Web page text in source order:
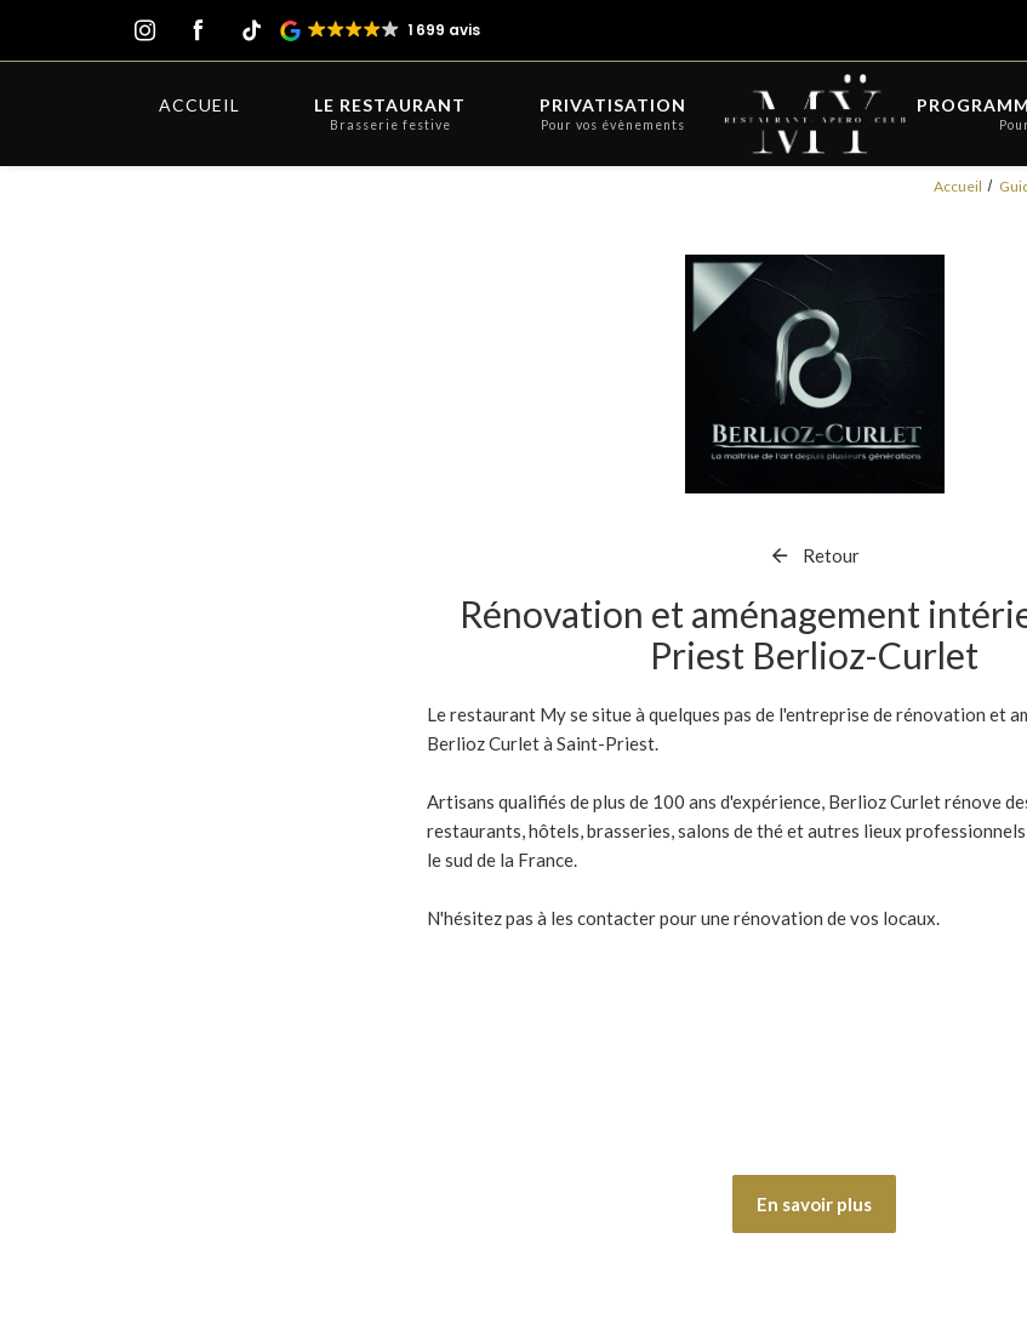
1 699 avis
ACCUEIL LE RESTAURANT
Brasserie festive
PRIVATISATION
Pour vos évènements
Accueil
Retour
Rénovation et aménagement
Priest Berlioz-Curlet
Le restaurant My se situe à quelques pas de l'entreprise de rénovation et
Berlioz Curlet à Saint-Priest.
Artisans qualifiés de plus de 100 ans d'expérience, Berlioz Curlet rénove
restaurants, hôtels, brasseries, salons de thé et autres lieux professionnels
le sud de la France.
N'hésitez pas à les contacter pour une rénovation de vos locaux.
En savoir plus